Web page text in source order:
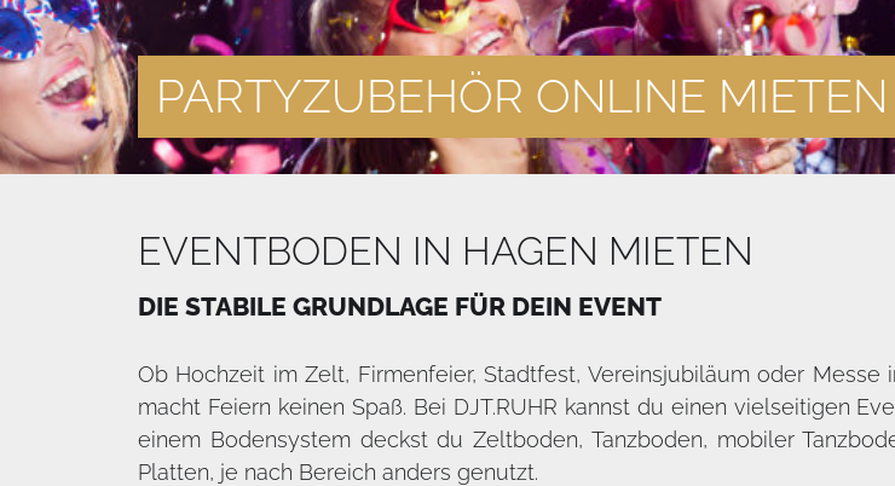
PARTYZUBEHÖR ONLINE MIETEN
EVENTBODEN IN HAGEN MIETEN
DIE STABILE GRUNDLAGE FÜR DEIN EVENT
Ob Hochzeit im Zelt, Firmenfeier, Stadtfest, Vereinsjubiläum oder
macht Feiern keinen Spaß. Bei DJT.RUHR kannst du einen vielseitigen
einem Bodensystem deckst du Zeltboden, Tanzboden, mobiler
Platten, je nach Bereich anders genutzt.